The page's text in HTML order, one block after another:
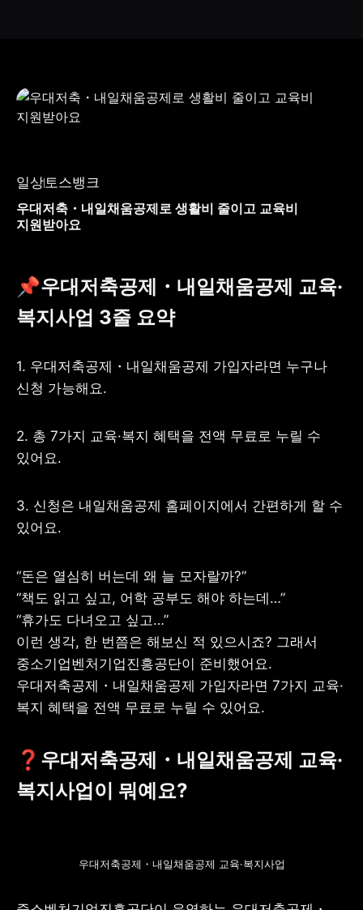
주소 : 06133 서울특별시 강남구
대표 : 이은미
고객센터
해외전화 : +82-2-6975-9000
이메일 : help@tossbank.com
개인정보
처리방침
신용정보활용체제
이용자유의사항
보호금융상품등록부
상품공시실
공지사항
외부채널
직원 고충 접수
일상토스뱅크
우대저축・내일채움공제로 생활비 줄이고 교육비
지원받아요
📌우대저축공제・내일채움공제 교육·
복지사업 3줄 요약
1. 우대저축공제・내일채움공제 가입자라면 누구나
신청 가능해요.
2. 총 7가지 교육·복지 혜택을 전액 무료로 누릴 수
있어요.
3. 신청은 내일채움공제 홈페이지에서 간편하게 할 수
있어요.
“돈은 열심히 버는데 왜 늘 모자랄까?”
“책도 읽고 싶고, 어학 공부도 해야 하는데…”
“휴가도 다녀오고 싶고…”
이런 생각, 한 번쯤은 해보신 적 있으시죠? 그래서
중소기업벤처기업진흥공단이 준비했어요.
우대저축공제・내일채움공제 가입자라면 7가지 교육·
복지 혜택을 전액 무료로 누릴 수 있어요.
❓우대저축공제・내일채움공제 교육·
복지사업이 뭐예요?
우대저축공제・내일채움공제 교육·복지사업